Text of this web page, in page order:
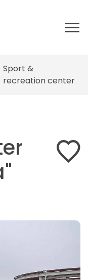
Sport &
recreation center